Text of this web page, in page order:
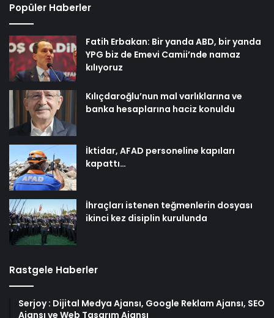
Popüler Haberler
Fatih Erbakan: Bir yanda ABD, bir yanda
YPG biz de Emevi Camii’nde namaz
kılıyoruz
Kılıçdaroğlu’nun mal varlıklarına ve
banka hesaplarına haciz konuldu
İktidar, AFAD personeline kapıları
kapattı…
İhraçları istenen teğmenlerin dosyası
ikinci kez disiplin kurulunda
Rastgele Haberler
Serjoy : Dijital Medya Ajansı, Google Reklam Ajansı, SEO
Ajansı ve Web Tasarım Ajansı